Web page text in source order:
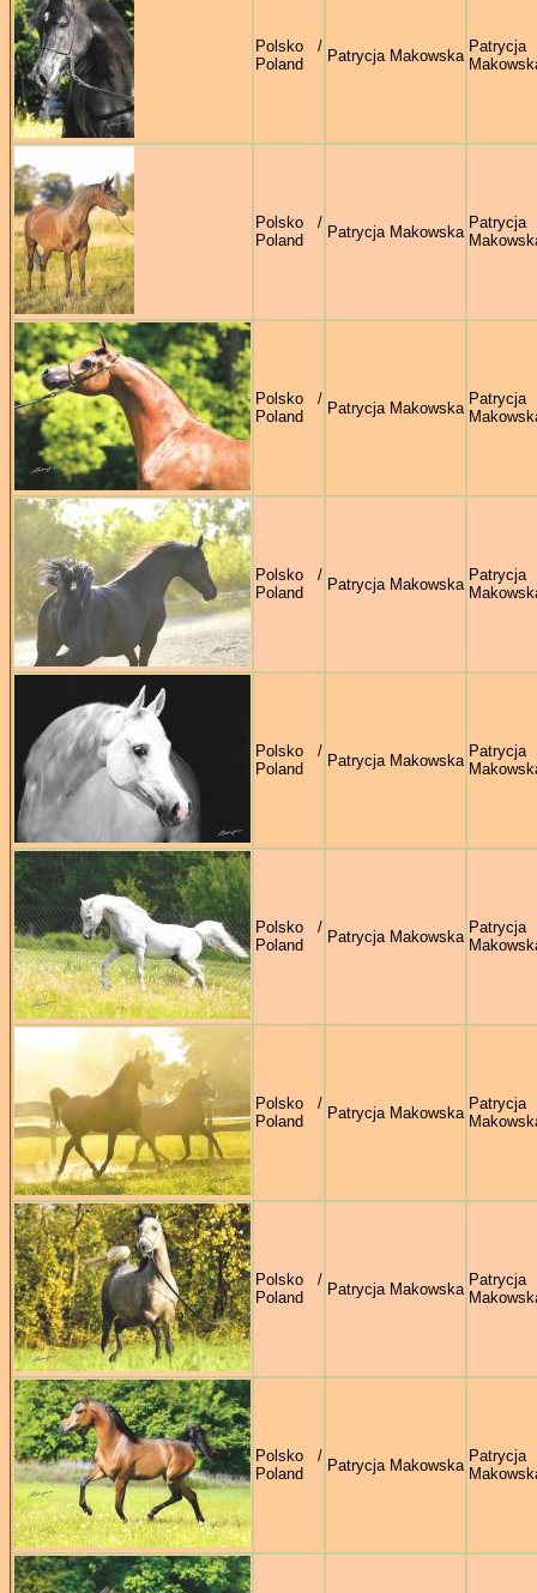
Polsko /
Poland
Patrycja Makowska
Patrycja
Polsko /
Poland
Patrycja Makowska
Patrycja
Polsko /
Poland
Patrycja Makowska
Patrycja
Polsko /
Poland
Patrycja Makowska
Patrycja
Polsko /
Poland
Patrycja Makowska
Patrycja
Polsko /
Poland
Patrycja Makowska
Patrycja
Polsko /
Poland
Patrycja Makowska
Patrycja
Polsko /
Poland
Patrycja Makowska
Patrycja
Polsko /
Poland
Patrycja Makowska
Patrycja